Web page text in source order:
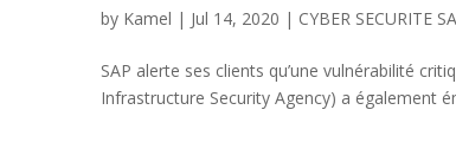
by Kamel | Jul 14, 2020 | CYBER SECURITE
SAP alerte ses clients qu’une vulnérabilité
Infrastructure Security Agency) a également